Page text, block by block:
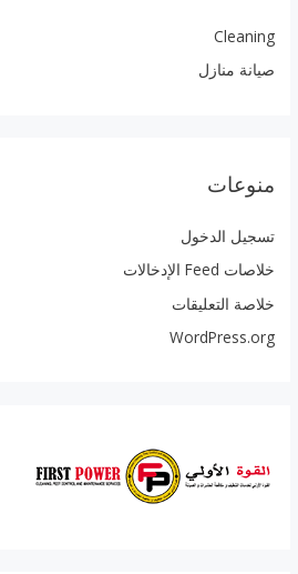
Cleaning
صيانة منازل
منوعات
تسجيل الدخول
خلاصات Feed الإدخالات
خلاصة التعليقات
WordPress.org